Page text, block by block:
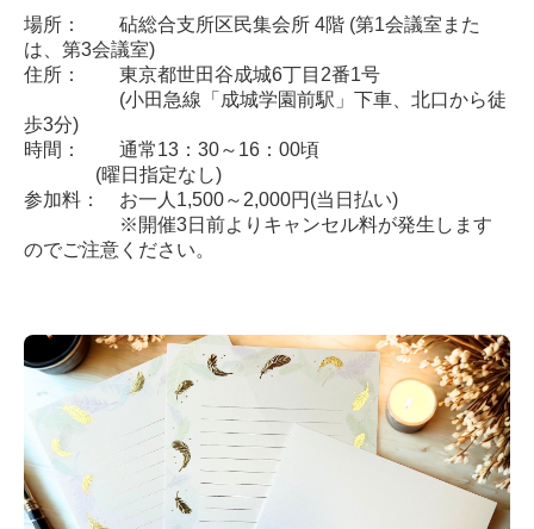
場所： 砧総合支所区民集会所 4階 (第1会議室また
は、第3会議室)
住所： 東京都世田谷成城6丁目2番1号
(小田急線「成城学園前駅」下車、北口から徒
歩3分)
時間： 通常13：30～16：00頃
(曜日指定なし)
参加料： お一人1,500～2,000円(当日払い)
※開催3日前よりキャンセル料が発生します
のでご注意ください。